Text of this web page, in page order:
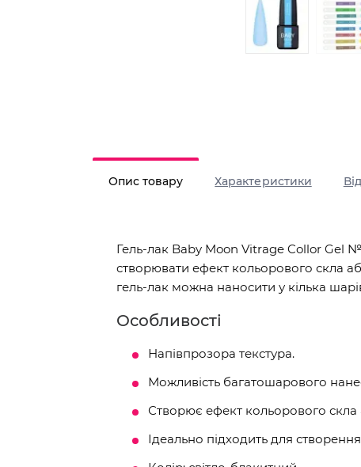
Опис товару Характеристики
Гель-лак Baby Moon Vitrage Collor Gel
створювати ефект кольорового скла
гель-лак можна наносити у кілька
Особливості
Напівпрозора текстура.
Можливість багатошарового
Створює ефект кольорового скла
Ідеально підходить для